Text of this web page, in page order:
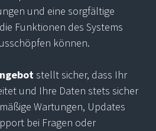
und eine sorgfältige
Funktionen des Systems
können.
stellt sicher, dass Ihr
und Ihre Daten stets sicher
Wartungen, Updates
bei Fragen oder